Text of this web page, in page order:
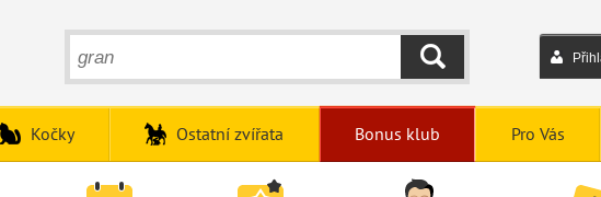
HLEDAT
Kočky Ostatní zvířata Bonus klub Pro Vás